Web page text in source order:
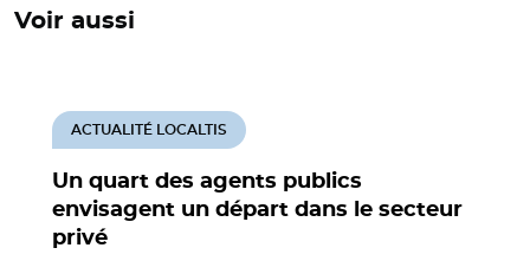
Voir aussi
Un quart des agents publics
envisagent un départ dans le secteur
privé
ACTUALITÉ LOCALTIS